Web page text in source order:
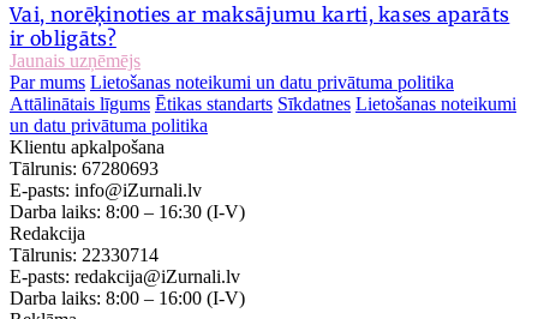
Vai, norēķinoties ar maksājumu karti, kases aparāts
ir obligāts?
Jaunais uzņēmējs
Par mums Lietošanas noteikumi un datu privātuma politika
Attālinātais līgums Ētikas standarts Sīkdatnes Lietošanas noteikumi
un datu privātuma politika
Klientu apkalpošana
Tālrunis: 67280693
E-pasts: info@iZurnali.lv
Darba laiks: 8:00 – 16:30 (I-V)
Redakcija
Tālrunis: 22330714
E-pasts: redakcija@iZurnali.lv
Darba laiks: 8:00 – 16:00 (I-V)